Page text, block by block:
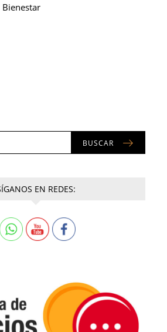
Bienestar
BUSCAR
EN REDES: